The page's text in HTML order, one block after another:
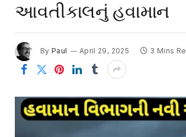
આવતીકાલનું હવામાન
By Paul April 29, 2025 3 Mins